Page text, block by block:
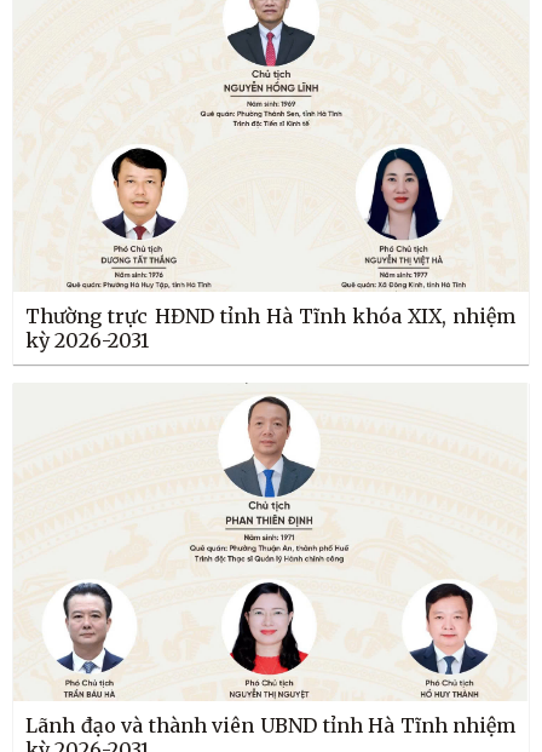
Thường trực HĐND tỉnh Hà Tĩnh khóa XIX, nhiệm
kỳ 2026-2031
Lãnh đạo và thành viên UBND tỉnh Hà Tĩnh nhiệm